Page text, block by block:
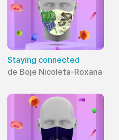
Staying connected
de Boje Nicoleta-Roxana